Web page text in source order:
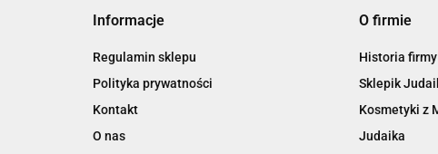
Informacje
Regulamin sklepu
Polityka prywatności
Kontakt
O nas
O firmie
Historia firmy
Sklepik
Kosmetyki z
Judaika